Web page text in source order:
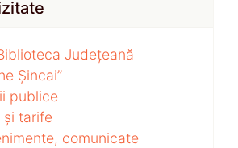
Județeană
Șincai”
publice
și tarife
comunicate